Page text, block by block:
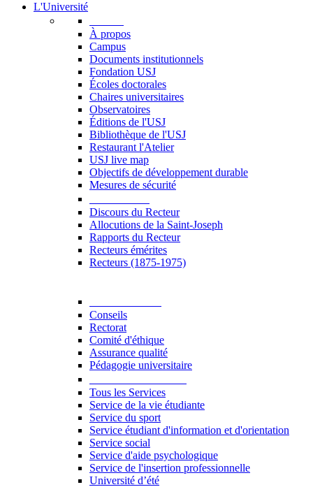
L'Université
À propos
Campus
Documents institutionnels
Fondation USJ
Écoles doctorales
Chaires universitaires
Observatoires
Éditions de l'USJ
Bibliothèque de l'USJ
Restaurant l'Atelier
USJ live map
Objectifs de développement durable
Mesures de sécurité
Discours du Recteur
Allocutions de la Saint-Joseph
Rapports du Recteur
Recteurs émérites
Recteurs (1875-1975)
Conseils
Rectorat
Comité d'éthique
Assurance qualité
Pédagogie universitaire
Tous les Services
Service de la vie étudiante
Service du sport
Service étudiant d'information et d'orientation
Service social
Service d'aide psychologique
Service de l'insertion professionnelle
Université d’été